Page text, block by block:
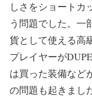
しさをショートカ
う問題でした。一
貨として使える高
プレイヤーが
は買った装備など
の問題も起きまし